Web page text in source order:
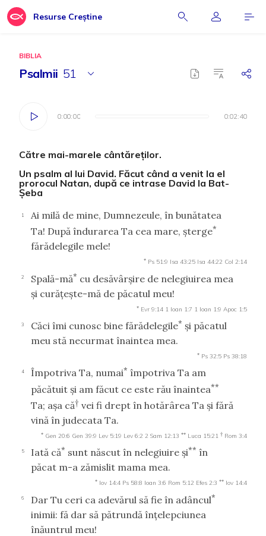
Resurse Creștine
BIBLIA
Psalmii 51
0:00:00 0:02:40
0:00:00 0:02:40
Către mai-marele cântăreţilor.
Un psalm al lui David. Făcut când a venit la el
prorocul Natan, după ce intrase David la Bat-
Şeba
1
Ai milă de mine, Dumnezeule, în bunătatea
Ta! După îndurarea Ta cea mare, şterge*
fărădelegile mele!
* Ps 51:9 Isa 43:25 Isa 44:22 Col 2:14
2 Spală-mă* cu desăvârşire de nelegiuirea mea
şi curăţeşte-mă de păcatul meu!
* Evr 9:14 1 Ioan 1:7 1 Ioan 1:9 Apoc 1:5
3 Căci îmi cunosc bine fărădelegile* şi păcatul
meu stă necurmat înaintea mea.
* Ps 32:5 Ps 38:18
4 Împotriva Ta, numai* împotriva Ta am
păcătuit şi am făcut ce este rău înaintea**
Ta; aşa că† vei fi drept în hotărârea Ta şi fără
vină în judecata Ta.
* Gen 20:6 Gen 39:9 Lev 5:19 Lev 6:2 2 Sam 12:13 ** Luca 15:21 † Rom 3:4
5 Iată că* sunt născut în nelegiuire şi** în
păcat m-a zămislit mama mea.
* Iov 14:4 Ps 58:8 Ioan 3:6 Rom 5:12 Efes 2:3 ** Iov 14:4
6 Dar Tu ceri ca adevărul să fie în adâncul*
inimii: fă dar să pătrundă înţelepciunea
înăuntrul meu!